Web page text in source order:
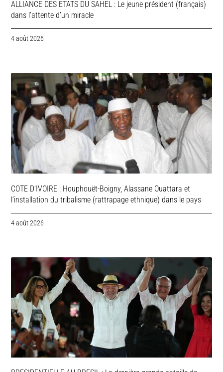
ALLIANCE DES ETATS DU SAHEL : Le jeune président (français)
dans l’attente d’un miracle
4 août 2026
COTE D’IVOIRE : Houphouët-Boigny, Alassane Ouattara et
l’installation du tribalisme (rattrapage ethnique) dans le pays
4 août 2026